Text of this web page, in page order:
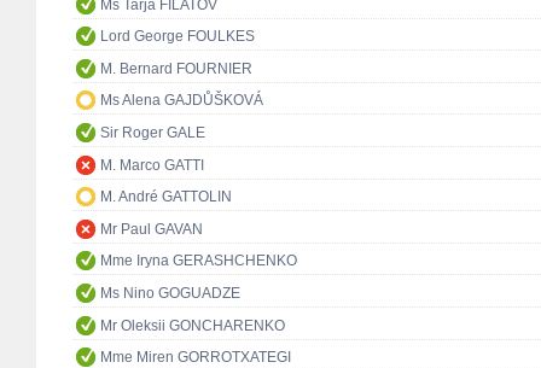
Ms Tarja FILATOV
Lord George FOULKES
M. Bernard FOURNIER
Ms Alena GAJDŮŠKOVÁ
Sir Roger GALE
M. Marco GATTI
M. André GATTOLIN
Mr Paul GAVAN
Mme Iryna GERASHCHENKO
Ms Nino GOGUADZE
Mr Oleksii GONCHARENKO
Mme Miren GORROTXATEGI